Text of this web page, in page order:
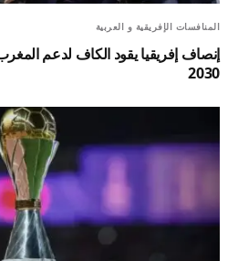
المنافسات الإفريقية و العربية
إنصاف إفريقيا يقود الكاف لدعم
2030